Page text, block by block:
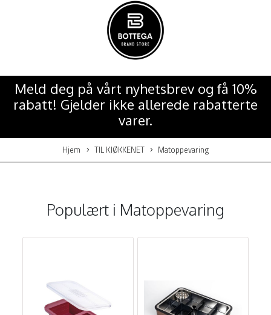
Meld deg på vårt nyhetsbrev og få 10%
rabatt! Gjelder ikke allerede rabatterte
varer.
Hjem TIL KJØKKENET Matoppevaring
Populært i Matoppevaring